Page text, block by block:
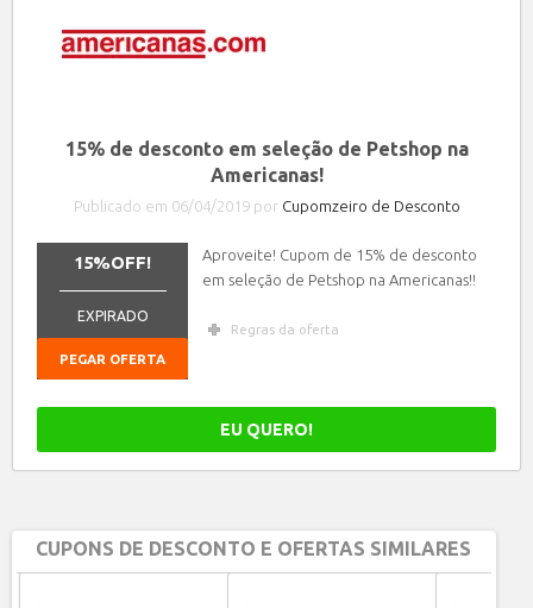
15% de desconto em seleção de Petshop na
Americanas!
Publicado em 06/04/2019 por Cupomzeiro de Desconto
15%OFF!
EXPIRADO
PEGAR OFERTA
Aproveite! Cupom de 15% de desconto
em seleção de Petshop na Americanas!!
Regras da oferta
EU QUERO!
CUPONS DE DESCONTO E OFERTAS SIMILARES